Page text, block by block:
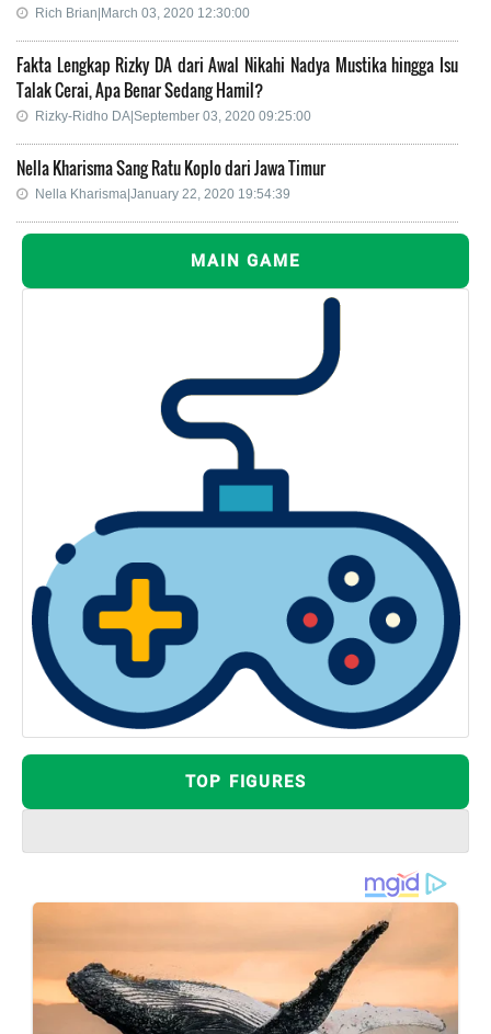
Rich Brian|March 03, 2020 12:30:00
Fakta Lengkap Rizky DA dari Awal Nikahi Nadya Mustika hingga Isu
Talak Cerai, Apa Benar Sedang Hamil?
Rizky-Ridho DA|September 03, 2020 09:25:00
Nella Kharisma Sang Ratu Koplo dari Jawa Timur
Nella Kharisma|January 22, 2020 19:54:39
MAIN GAME
TOP FIGURES